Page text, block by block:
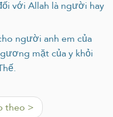
với Allah là người hay
người anh em của
mặt của y khỏi
theo >